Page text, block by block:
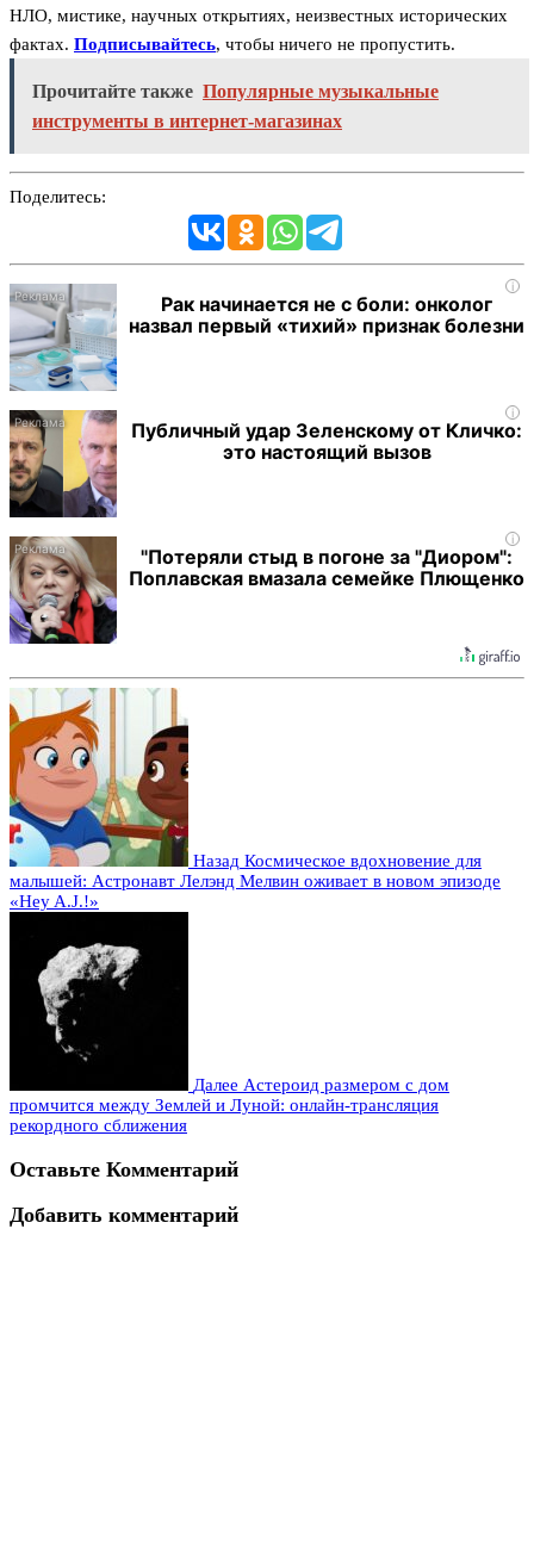
НЛО, мистике, научных открытиях, неизвестных исторических
фактах. Подписывайтесь, чтобы ничего не пропустить.
Прочитайте также Популярные музыкальные
инструменты в интернет-магазинах
Поделитесь:
i
Рак начинается не с боли: онколог
назвал первый «тихий» признак болезни
i
Публичный удар Зеленскому от Кличко:
это настоящий вызов
i
"Потеряли стыд в погоне за "Диором":
Поплавская вмазала семейке Плющенко
Назад Космическое вдохновение для
малышей: Астронавт Лелэнд Мелвин оживает в новом эпизоде
«Hey A.J.!»
Далее Астероид размером с дом
промчится между Землей и Луной: онлайн-трансляция
рекордного сближения
Оставьте Комментарий
Добавить комментарий